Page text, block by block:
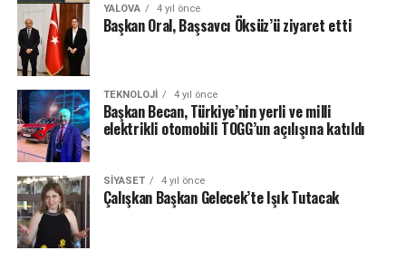
YALOVA 4 yıl önce
Başkan Oral, Başsavcı Öksüz’ü ziyaret etti
TEKNOLOJI 4 yıl önce
Başkan Becan, Türkiye’nin yerli ve milli
elektrikli otomobili TOGG’un açılışına katıldı
SIYASET 4 yıl önce
Çalışkan Başkan Gelecek’te Işık Tutacak